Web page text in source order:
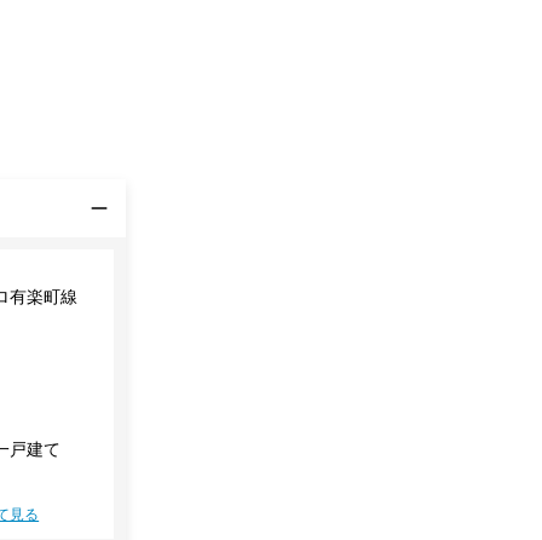
有楽町線
戸建て
見る